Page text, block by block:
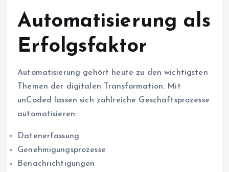
Automatisierung als
Erfolgsfaktor
Automatisierung gehört heute zu den wichtigsten
Themen der digitalen Transformation. Mit
unCoded lassen sich zahlreiche Geschäftsprozesse
automatisieren:
Datenerfassung
Genehmigungsprozesse
Benachrichtigungen